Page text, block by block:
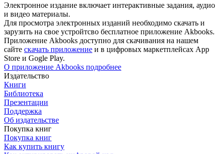
Электронное издание включает интерактивные задания, аудио
и видео материалы.
Для просмотра электронных изданий необходимо скачать и
зарузить на свое устройтсво бесплатное приложение Akbooks.
Приложение Akbooks доступно для скачивания на нашем
сайте скачать приложение и в цифровых маркетплейсах App
Store и Gogle Play.
О приложение Akbooks подробнее
Издательство
Книги
Библиотека
Презентации
Поддержка
Об издательстве
Покупка книг
Покупка книг
Как купить книгу